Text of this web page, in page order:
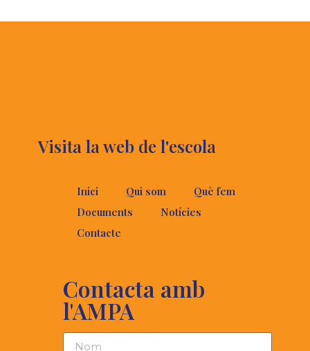
Visita la web de l'escola
Inici Qui som
Què fem
Documents
Notícies
Contacte
Contacta amb
l'AMPA